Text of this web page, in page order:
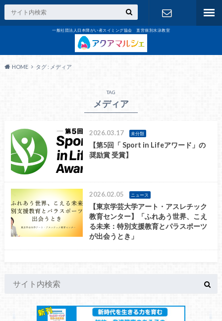
一般社団法人日本障がい者スイミング協会 直営個別水泳教室
HOME タグ : メディア
TAG
メディア
2026.03.17 未分類
【第5回「 Sport in Lifeアワード」の
奨励賞 受賞】
2026.02.05 ニュース
【東京学芸大学アート・アスレチック
教育センター】「ふれあう世界、こえ
る未来：特別支援教育とパラスポーツ
が出会うとき」